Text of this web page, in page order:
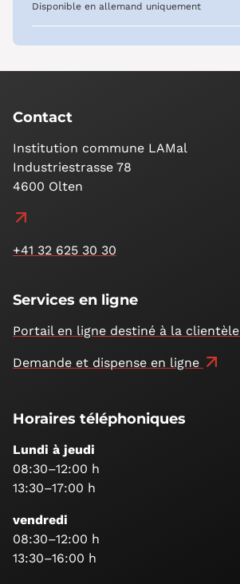
Disponible en allemand uniquement
Contact
Institution commune LAMal
Industriestrasse 78
4600 Olten
+41 32 625 30 30
Services en ligne
Portail en ligne destiné à la clientèle
Demande et dispense en ligne
Horaires téléphoniques
Lundi à jeudi
08:30–12:00 h
13:30–17:00 h
vendredi
08:30–12:00 h
13:30–16:00 h